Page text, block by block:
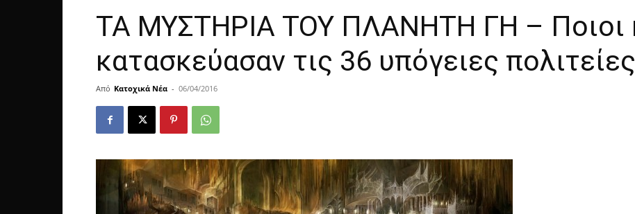
ΤΑ ΜΥΣΤΗΡΙΑ ΤΟΥ ΠΛΑΝΗΤΗ ΓΗ – Ποιοι
κατασκεύασαν τις 36 υπόγειες
Από Κατοχικά Νέα - 06/04/2016